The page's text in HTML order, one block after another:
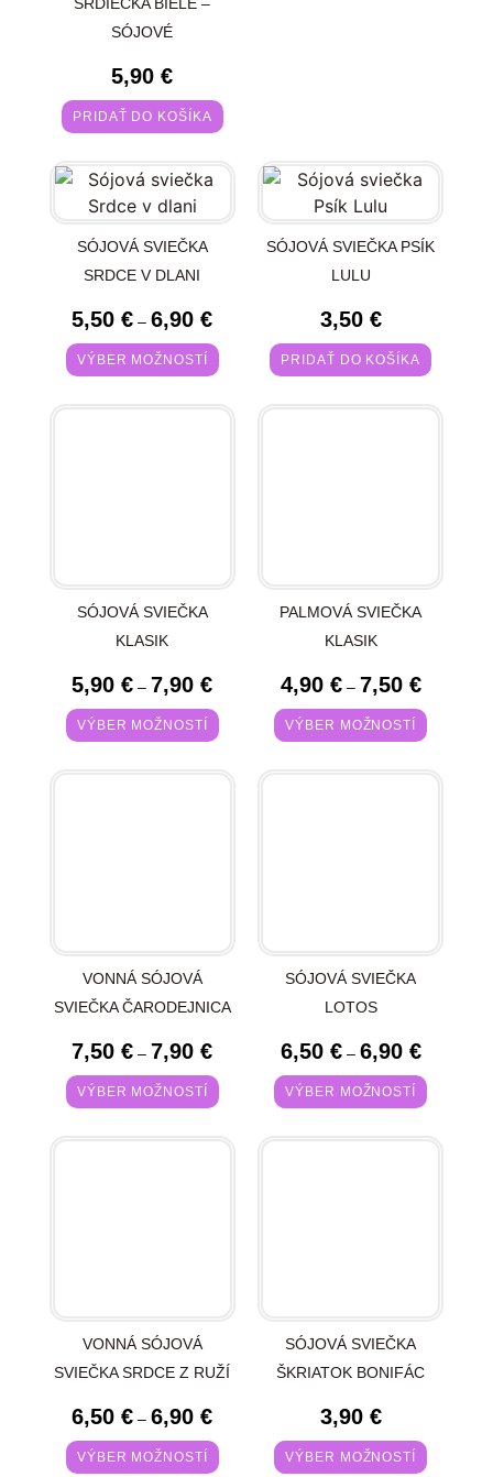
SRDIEČKA BIELE –
SÓJOVÉ
5,90€
PRIDAŤ DO KOŠÍKA
SÓJOVÁ SVIEČKA
SRDCE V DLANI
5,50€ – 6,90€
VÝBER MOŽNOSTÍ
SÓJOVÁ SVIEČKA PSÍK
LULU
3,50 €
PRIDAŤ DO KOŠÍKA
SÓJOVÁ SVIEČKA
KLASIK
5,90€ – 7,90€
VÝBER MOŽNOSTÍ
PALMOVÁ SVIEČKA
KLASIK
4,90 € – 7,50 €
VÝBER MOŽNOSTÍ
VONNÁ SÓJOVÁ
SVIEČKA ČARODEJNICA
7,50€ – 7,90€
VÝBER MOŽNOSTÍ
SÓJOVÁ SVIEČKA
LOTOS
6,50 € – 6,90 €
VÝBER MOŽNOSTÍ
VONNÁ SÓJOVÁ
SVIEČKA SRDCE Z RUŽÍ
6,50€ – 6,90€
VÝBER MOŽNOSTÍ
SÓJOVÁ SVIEČKA
ŠKRIATOK BONIFÁC
3,90 €
VÝBER MOŽNOSTÍ